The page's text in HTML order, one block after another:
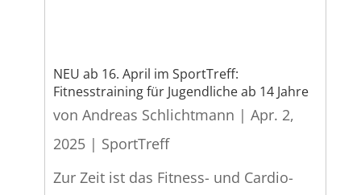
NEU ab 16. April im SportTreff:
Fitnesstraining für Jugendliche ab 14 Jahre
von Andreas Schlichtmann | Apr. 2,
2025| SportTreff
Zur Zeit ist das Fitness- und Cardio-